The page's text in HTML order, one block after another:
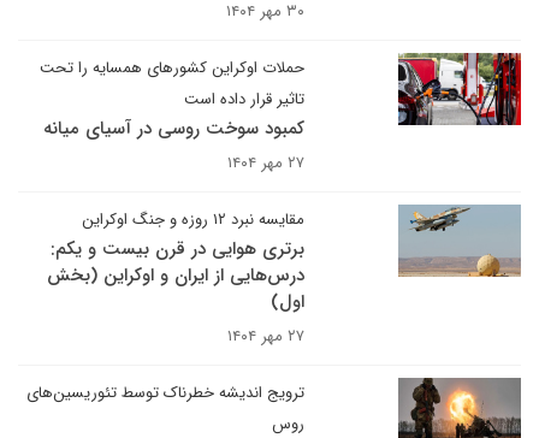
۳۰ مهر ۱۴۰۴
حملات اوکراین کشورهای همسایه را تحت
تاثیر قرار داده است
کمبود سوخت روسی در آسیای میانه
۲۷ مهر ۱۴۰۴
مقایسه نبرد ۱۲ روزه و جنگ اوکراین
برتری هوایی در قرن بیست و یکم:
درس‌هایی از ایران و اوکراین (بخش
اول)
۲۷ مهر ۱۴۰۴
ترویج اندیشه خطرناک توسط تئوریسین‌های
روس